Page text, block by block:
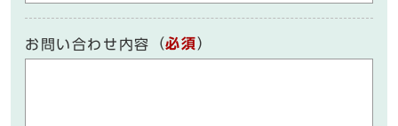
お問い合わせ内容 （必須）